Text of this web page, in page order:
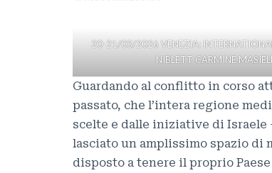
20-21/03/2026 VENEZIA: INTERNATIONAL
NIBLETT CARMINE
Guardando al conflitto in corso
passato, che l’intera regione
scelte e dalle iniziative di Israele
lasciato un amplissimo spazio di
disposto a tenere il proprio